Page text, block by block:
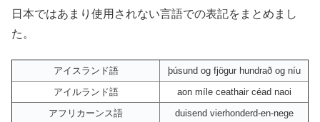
日本ではあまり使用されない言語での表記をまとめまし
た。
アイスランド語
þúsund og fjögur hundrað og níu
アイルランド語
aon míle ceathair céad naoi
アフリカーンス語
duisend vierhonderd-en-nege